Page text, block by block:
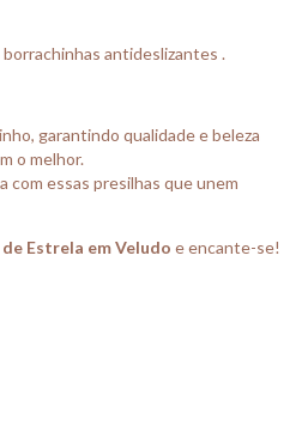
antideslizantes .
garantindo qualidade e beleza
o melhor.
com essas presilhas que unem
Estrela em Veludo e encante-se!